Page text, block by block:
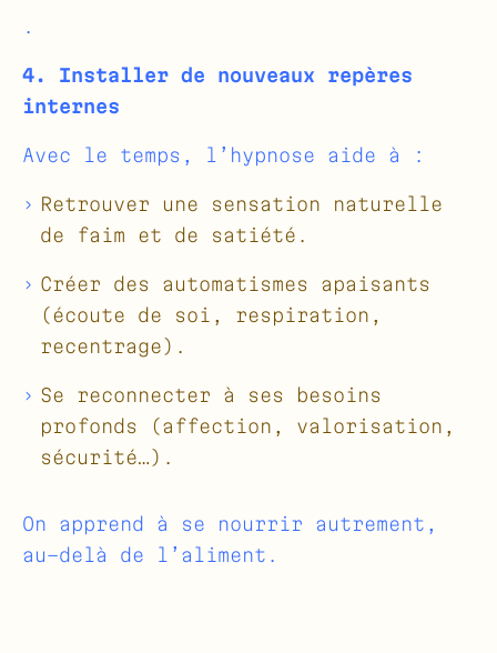
.
4. Installer de nouveaux repères
internes
Avec le temps, l’hypnose aide à :
Retrouver une sensation naturelle
de faim et de satiété.
Créer des automatismes apaisants
(écoute de soi, respiration,
recentrage).
Se reconnecter à ses besoins
profonds (affection, valorisation,
sécurité…).
On apprend à se nourrir autrement,
au-delà de l’aliment.